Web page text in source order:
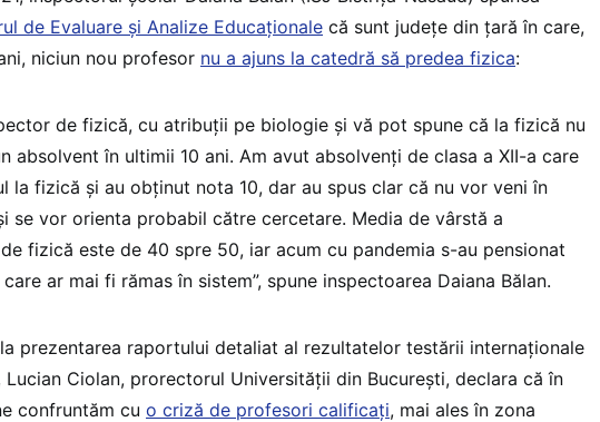
de Evaluare și Analize Educaționale că sunt județe din țară în care,
niciun nou profesor nu a ajuns la catedră să predea fizica:
de fizică, cu atribuții pe biologie și vă pot spune că la fizică nu
absolvent în ultimii 10 ani. Am avut absolvenți de clasa a XII-a care
la fizică și au obținut nota 10, dar au spus clar că nu vor veni în
se vor orienta probabil către cercetare. Media de vârstă a
fizică este de 40 spre 50, iar acum cu pandemia s-au pensionat
ar mai fi rămas în sistem”, spune inspectoarea Daiana Bălan.
prezentarea raportului detaliat al rezultatelor testării internaționale
Lucian Ciolan, prorectorul Universității din București, declara că în
confruntăm cu o criză de profesori calificați, mai ales în zona